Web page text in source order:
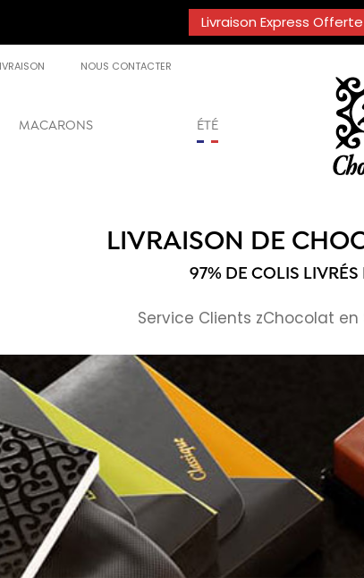
Livraison Express Offerte
NOUS CONTACTER
MACARONS ÉTÉ
LIVRAISON DE
97% DE COLIS
Service Clients zChocolat en